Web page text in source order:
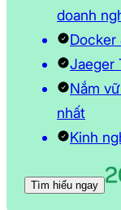
doanh
Docker
Jaeger
Nắm
nhất
Kinh
Tìm hiểu ngay